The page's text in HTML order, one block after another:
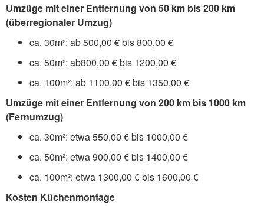
Umzüge mit einer Entfernung von 50 km bis 200 km
(überregionaler Umzug)
ca. 30m²: ab 500,00 € bis 800,00 €
ca. 50m²: ab800,00 € bis 1200,00 €
ca. 100m²: ab 1100,00 € bis 1350,00 €
Umzüge mit einer Entfernung von 200 km bis 1000 km
(Fernumzug)
ca. 30m²: etwa 550,00 € bis 1000,00 €
ca. 50m²: etwa 900,00 € bis 1400,00 €
ca. 100m²: etwa 1300,00 € bis 1600,00 €
Kosten Küchenmontage